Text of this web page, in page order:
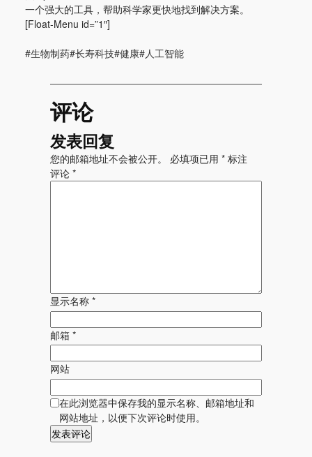
一个强大的工具，帮助科学家更快地找到解决方案。
[Float-Menu id=”1″]
#生物制药#长寿科技#健康#人工智能
评论
发表回复
您的邮箱地址不会被公开。 必填项已用 *标注
评论 *
显示名称 *
邮箱 *
网站
在此浏览器中保存我的显示名称、邮箱地址和
网站地址，以便下次评论时使用。